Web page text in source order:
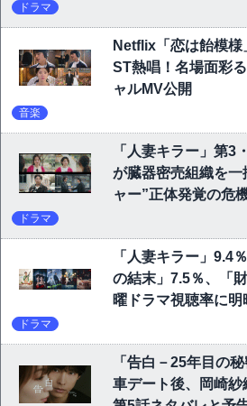
ドラマ
Netflix「恋は飴模
ST熱唱！名場面彩
ャルMV公開
音楽
「人妻キラー」第3
が臓器密売組織を
ャー”正体発覚の危
ドラマ
「人妻キラー」9.4
の結末」7.5％、「
曜ドラマ視聴率に
ドラマ
「告白－25年目の
車デート後、岡崎紗